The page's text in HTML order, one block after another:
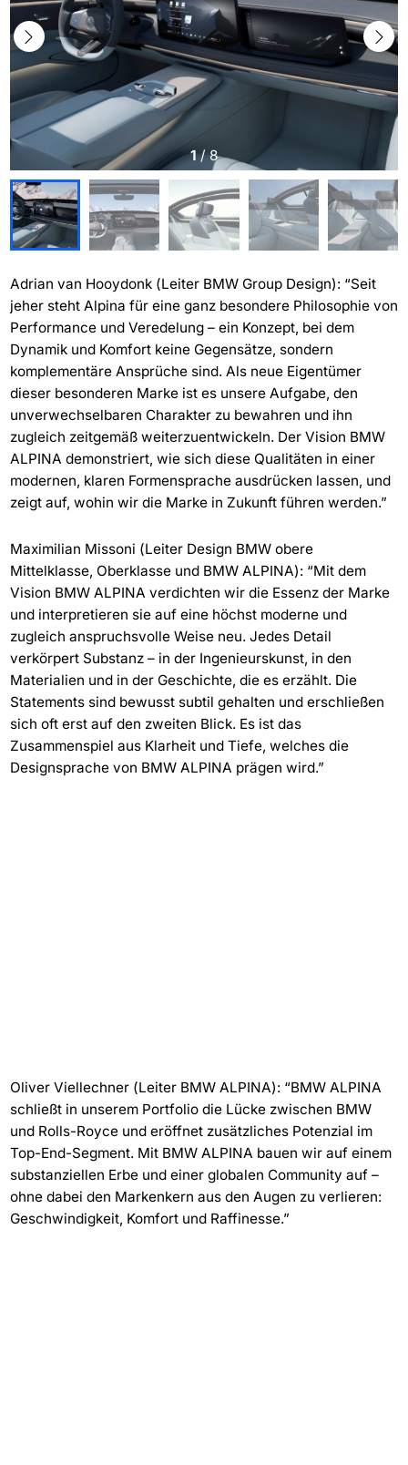
1/8
Adrian van Hooydonk (Leiter BMW Group Design): “Seit
jeher steht Alpina für eine ganz besondere Philosophie von
Performance und Veredelung – ein Konzept, bei dem
Dynamik und Komfort keine Gegensätze, sondern
komplementäre Ansprüche sind. Als neue Eigentümer
dieser besonderen Marke ist es unsere Aufgabe, den
unverwechselbaren Charakter zu bewahren und ihn
zugleich zeitgemäß weiterzuentwickeln. Der Vision BMW
ALPINA demonstriert, wie sich diese Qualitäten in einer
modernen, klaren Formensprache ausdrücken lassen, und
zeigt auf, wohin wir die Marke in Zukunft führen werden.”
Maximilian Missoni (Leiter Design BMW obere
Mittelklasse, Oberklasse und BMW ALPINA): “Mit dem
Vision BMW ALPINA verdichten wir die Essenz der Marke
und interpretieren sie auf eine höchst moderne und
zugleich anspruchsvolle Weise neu. Jedes Detail
verkörpert Substanz – in der Ingenieurskunst, in den
Materialien und in der Geschichte, die es erzählt. Die
Statements sind bewusst subtil gehalten und erschließen
sich oft erst auf den zweiten Blick. Es ist das
Zusammenspiel aus Klarheit und Tiefe, welches die
Designsprache von BMW ALPINA prägen wird.”
Oliver Viellechner (Leiter BMW ALPINA): “BMW ALPINA
schließt in unserem Portfolio die Lücke zwischen BMW
und Rolls-Royce und eröffnet zusätzliches Potenzial im
Top-End-Segment. Mit BMW ALPINA bauen wir auf einem
substanziellen Erbe und einer globalen Community auf –
ohne dabei den Markenkern aus den Augen zu verlieren:
Geschwindigkeit, Komfort und Raffinesse.”